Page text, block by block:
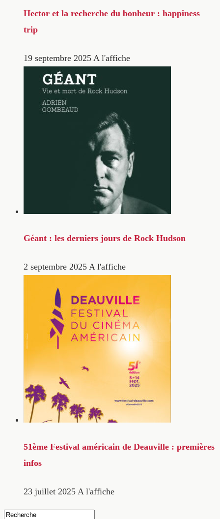
Hector et la recherche du bonheur : happiness
trip
19 septembre 2025 A l'affiche
Géant : les derniers jours de Rock Hudson
2 septembre 2025 A l'affiche
51ème Festival américain de Deauville : premières
infos
23 juillet 2025 A l'affiche